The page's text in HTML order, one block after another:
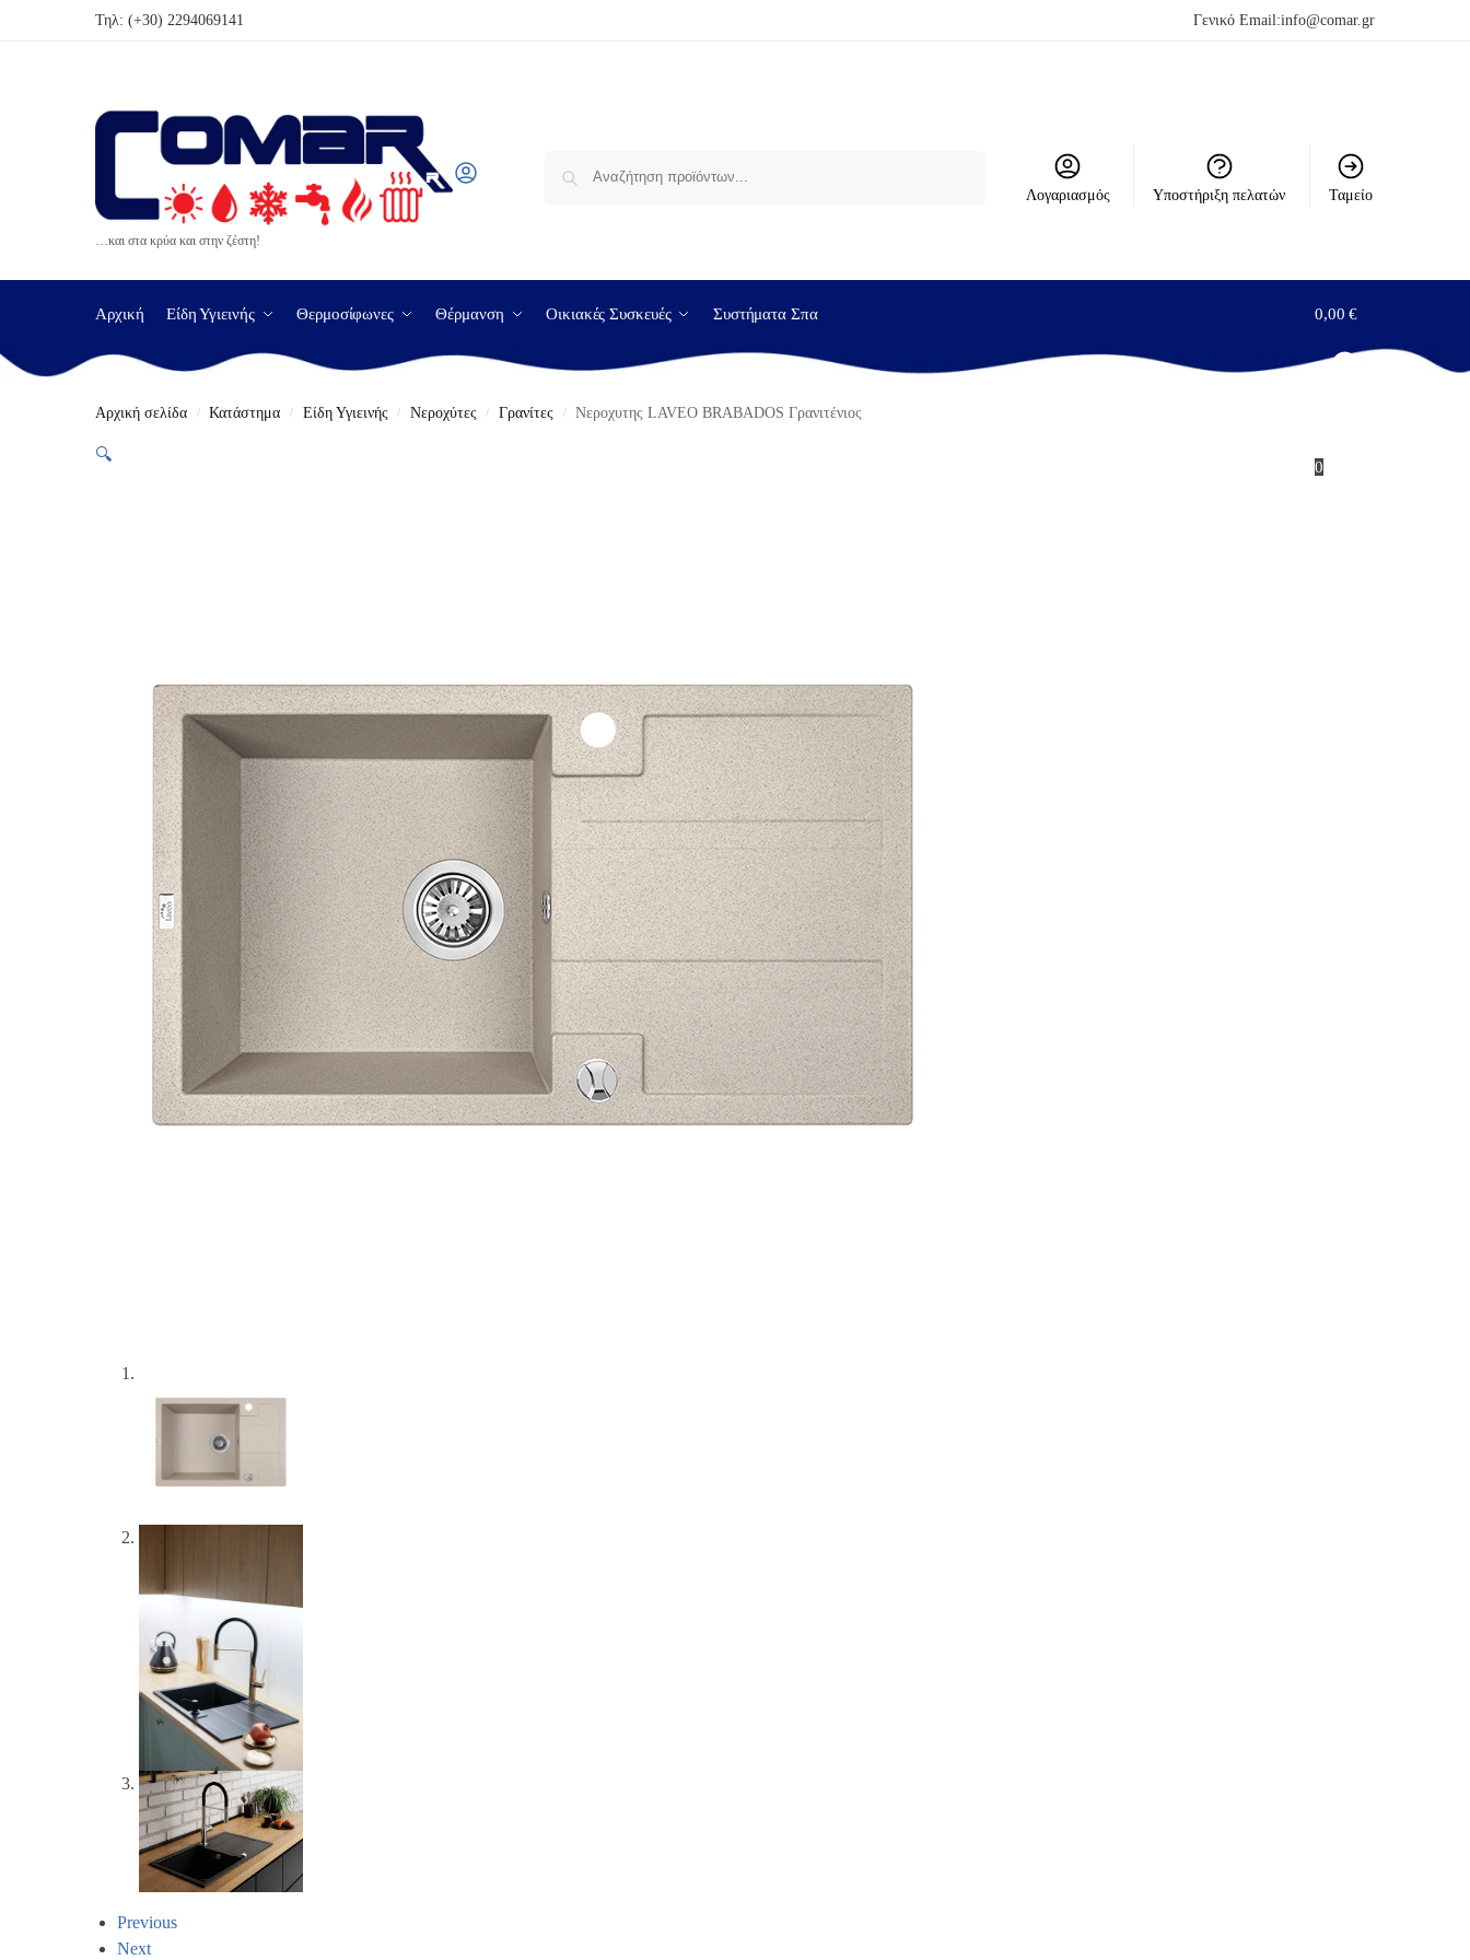
Τηλ: (+30) 2294069141 Γενικό Email:info@comar.gr
…και στα κρύα και στην ζέστη!
Λογαριασμός Υποστήριξη πελατών Ταμείο
Αρχική Είδη Υγιεινής Θερμοσίφωνες Θέρμανση Οικιακές Συσκευές Συστήματα Σπα 0,00€
0
Αρχική σελίδα / Κατάστημα / Είδη Υγιεινής / Νεροχύτες / Γρανίτες / Νεροχυτης LAVEO BRABADOS Γρανιτένιος
🔍
Previous
Next